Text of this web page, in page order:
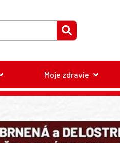
Moje zdravie